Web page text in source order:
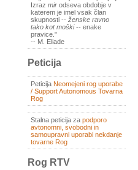
Izraz mir odseva obdobje v
katerem je imel vsak član
skupnosti -- ženske ravno
tako kot moški-- enake
pravice."
-- M. Eliade
Peticija
Peticija Neomejeni rog uporabe
/ Support Autonomous Tovarna
Rog
Stalna peticija za podporo
avtonomni, svobodni in
samoupravni uporabi nekdanje
tovarne Rog
Rog RTV